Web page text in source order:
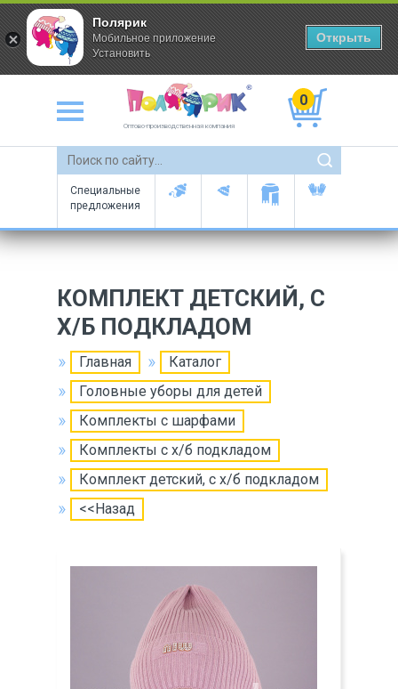
Оптово-производственная компания
0
Специальные
предложения
КОМПЛЕКТ ДЕТСКИЙ, С
Х/Б ПОДКЛАДОМ
Главная
Каталог
Головные уборы для детей
Комплекты с шарфами
Комплекты с х/б подкладом
Комплект детский, с х/б подкладом
<<Назад
Полярик
Мобильное приложение
Установить
Открыть